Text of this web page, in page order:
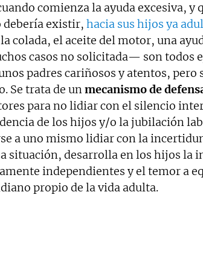
comienza la ayuda excesiva, y
debería existir, hacia sus hijos ya
colada, el aceite del motor, una
casos no solicitada— son todos
padres cariñosos y atentos,
Se trata de unmecanismo de
para no lidiar con el silencio
de los hijos y/o la jubilación
a uno mismo lidiar con la
situación, desarrolla en los hijos la
independientes y el temor a
propio de la vida adulta.